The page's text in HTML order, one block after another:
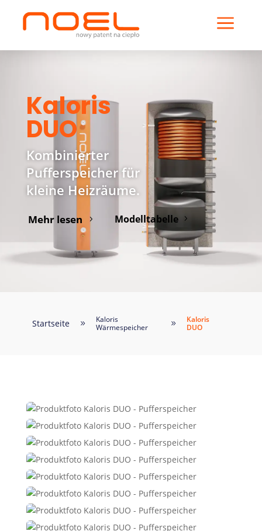
a
Kaloris
DUO
Kombinierter
Pufferspeicher für
kleine Heizräume.
Mehr lesen 5 Modelltabelle 5
Startseite 9
Kaloris
Wärmespeicher
9
Kaloris
DUO